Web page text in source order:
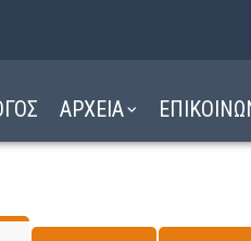
ΑΡΧΕΙΑ